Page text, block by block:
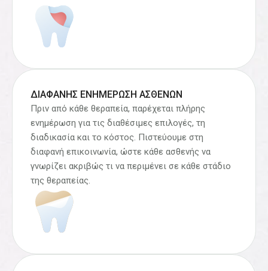
ΔΙΑΦΑΝΉΣ ΕΝΗΜΈΡΩΣΗ ΑΣΘΕΝΏΝ
Πριν από κάθε θεραπεία, παρέχεται πλήρης
ενημέρωση για τις διαθέσιμες επιλογές, τη
διαδικασία και το κόστος. Πιστεύουμε στη
διαφανή επικοινωνία, ώστε κάθε ασθενής να
γνωρίζει ακριβώς τι να περιμένει σε κάθε στάδιο
της θεραπείας.